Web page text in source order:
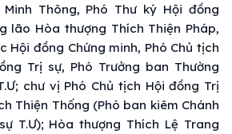
Thông, Phó Thư ký Hội đồng
lão Hòa thượng Thích Thiện Pháp,
Hội đồng Chứng minh, Phó Chủ tịch
Trị sự, Phó Trưởng ban Thường
chư vị Phó Chủ tịch Hội đồng Trị
Thiện Thống (Phó ban kiêm Chánh
T.Ư); Hòa thượng Thích Lệ Trang